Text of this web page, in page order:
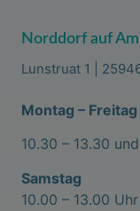
Norddorf auf
Lunstruat 1 |
Montag –
10.30 – 13.30
Samstag
10.00 – 13.00 Uhr